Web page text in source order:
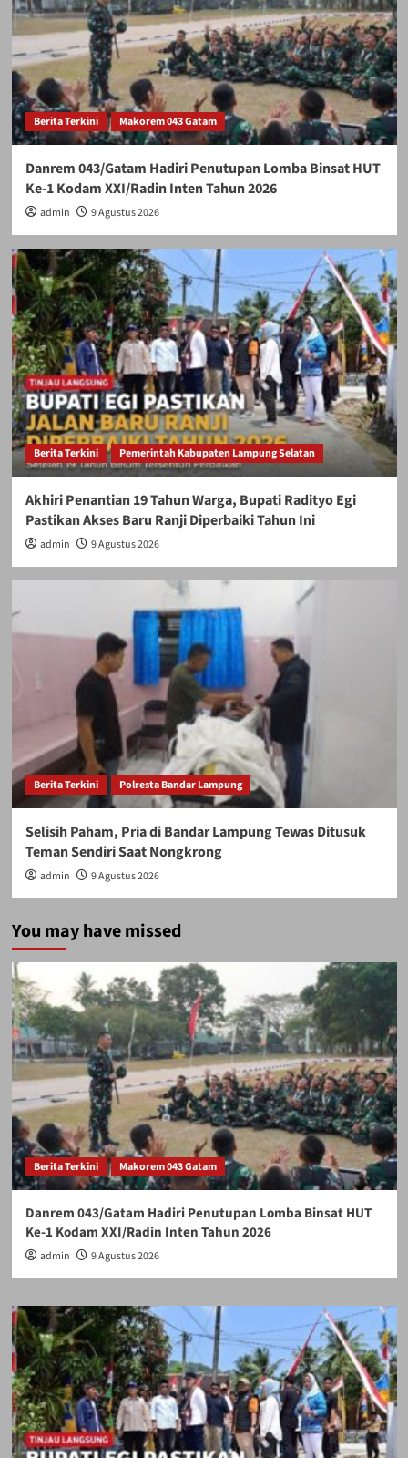
Berita Terkini Makorem 043 Gatam
Danrem 043/Gatam Hadiri Penutupan Lomba Binsat HUT
Ke-1 Kodam XXI/Radin Inten Tahun 2026
admin 9 Agustus 2026
Berita Terkini Pemerintah Kabupaten Lampung Selatan
Akhiri Penantian 19 Tahun Warga, Bupati Radityo Egi
Pastikan Akses Baru Ranji Diperbaiki Tahun Ini
admin 9 Agustus 2026
Berita Terkini Polresta Bandar Lampung
Selisih Paham, Pria di Bandar Lampung Tewas Ditusuk
Teman Sendiri Saat Nongkrong
admin 9 Agustus 2026
You may have missed
Berita Terkini Makorem 043 Gatam
Danrem 043/Gatam Hadiri Penutupan Lomba Binsat HUT
Ke-1 Kodam XXI/Radin Inten Tahun 2026
admin 9 Agustus 2026